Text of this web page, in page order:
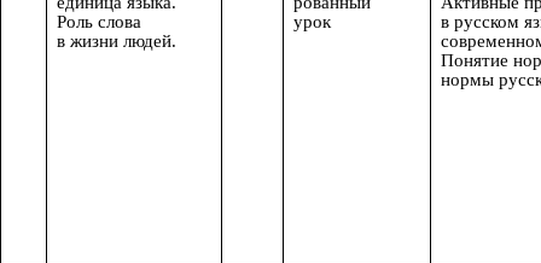
Роль слова
в жизни людей.
урок
в русском
Понятие
нормы